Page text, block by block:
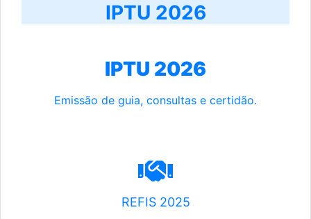
IPTU 2026
IPTU 2026
Emissão de guia, consultas e certidão.
REFIS 2025